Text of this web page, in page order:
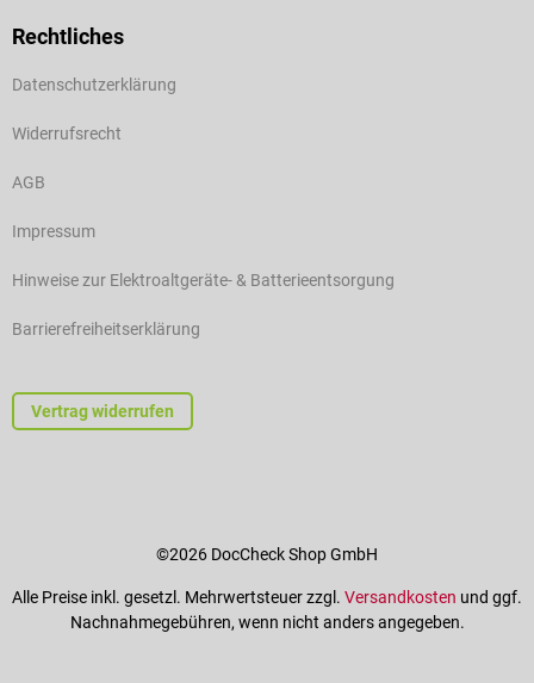
Rechtliches
Datenschutzerklärung
Widerrufsrecht
AGB
Impressum
Hinweise zur Elektroaltgeräte- & Batterieentsorgung
Barrierefreiheitserklärung
Vertrag widerrufen
©2026 DocCheck Shop GmbH
Alle Preise inkl. gesetzl. Mehrwertsteuer zzgl. Versandkosten und ggf.
Nachnahmegebühren, wenn nicht anders angegeben.